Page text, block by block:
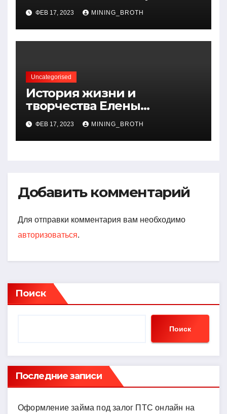
талантливого певца, чья
артистичность захватывает
миллионы сердец
ФЕВ 17, 2023 MINING_BROTH
Uncategorised
История жизни и
творчества Елены
Дубровской — биография,
достижения, интересные
факты
ФЕВ 17, 2023 MINING_BROTH
Добавить комментарий
Для отправки комментария вам необходимо
авторизоваться.
Поиск
Поиск
Последние записи
Оформление займа под залог ПТС онлайн на